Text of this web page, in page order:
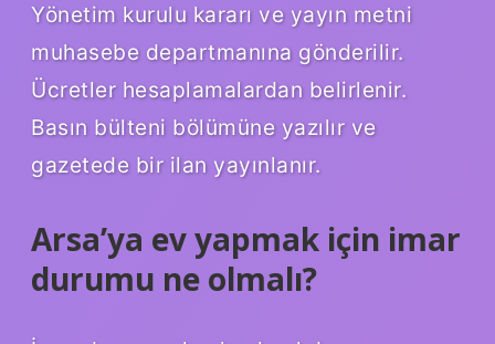
Yönetim kurulu kararı ve yayın metni
muhasebe departmanına gönderilir.
Ücretler hesaplamalardan belirlenir.
Basın bülteni bölümüne yazılır ve
gazetede bir ilan yayınlanır.
Arsa’ya ev yapmak için imar
durumu ne olmalı?